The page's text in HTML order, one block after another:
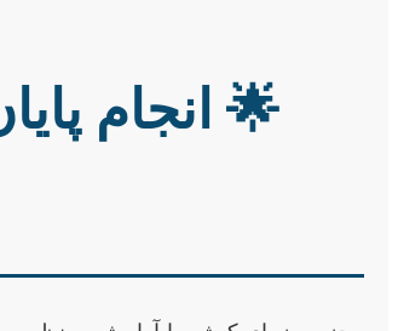
🌟 انجام